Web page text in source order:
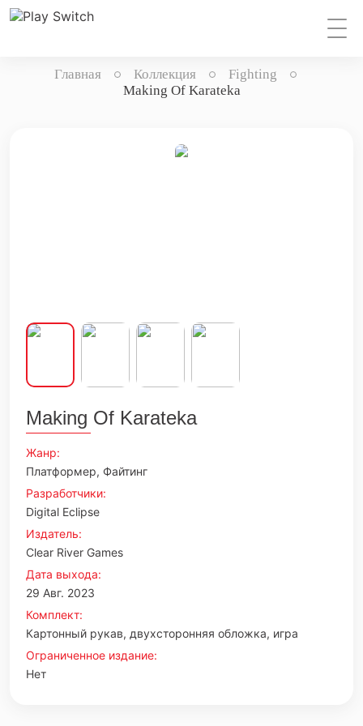
Главная Коллекция
Fighting
Making Of Karateka
Making Of Karateka
Жанр:
Платформер, Файтинг
Разработчики:
Digital Eclipse
Издатель:
Clear River Games
Дата выхода:
29 Авг. 2023
Комплект:
Картонный рукав, двухсторонняя обложка, игра
Ограниченное издание:
Нет